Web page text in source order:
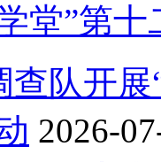
堂”第十
查队开
2026-